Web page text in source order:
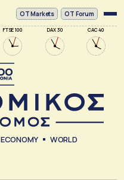
FTSE 100 DAX 30 CAC 40
ΟΤ Markets OT Forum
ECONOMY WORLD